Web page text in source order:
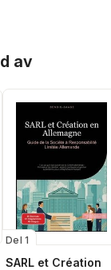
av
Del 1
SARL et Création